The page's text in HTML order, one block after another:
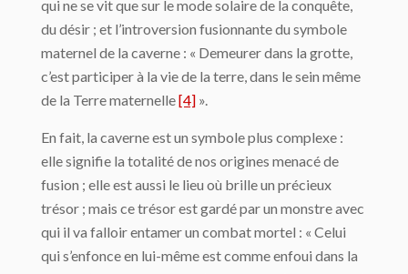
qui ne se vit que sur le mode solaire de la conquête,
du désir ; et l’introversion fusionnante du symbole
maternel de la caverne : « Demeurer dans la grotte,
c’est participer à la vie de la terre, dans le sein même
de la Terre maternelle[4] ».
En fait, la caverne est un symbole plus complexe :
elle signifie la totalité de nos origines menacé de
fusion ; elle est aussi le lieu où brille un précieux
trésor ; mais ce trésor est gardé par un monstre avec
qui il va falloir entamer un combat mortel : « Celui
qui s’enfonce en lui-même est comme enfoui dans la